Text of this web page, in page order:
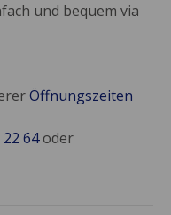
und bequem via
Öffnungszeiten
64oder